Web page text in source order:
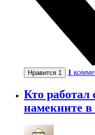
Нравится 1 1
Кто
намекните